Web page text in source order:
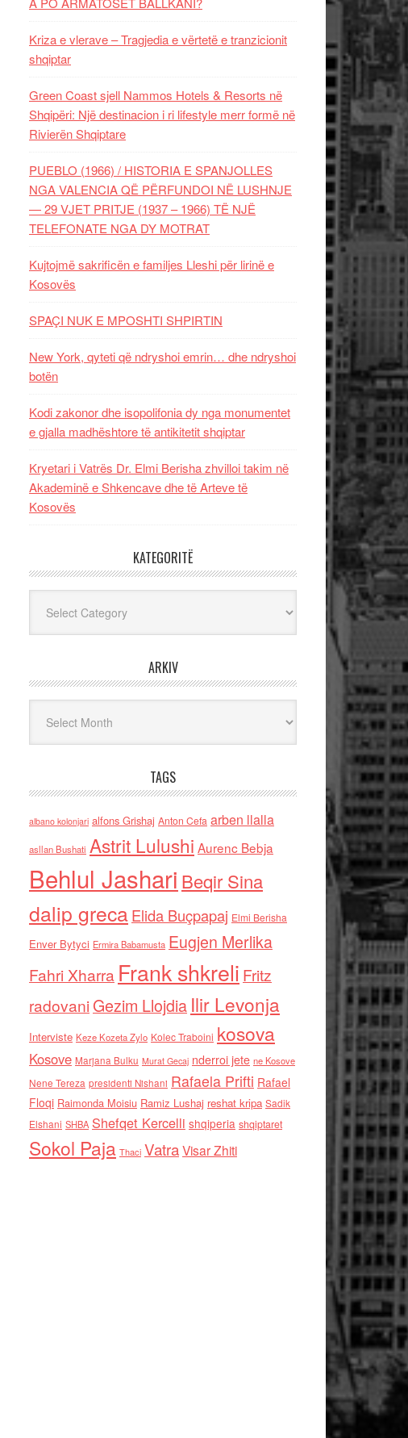
Kriza e vlerave – Tragjedia e vërtetë e tranzicionit
shqiptar
Green Coast sjell Nammos Hotels & Resorts në
Shqipëri: Një destinacion i ri lifestyle merr formë në
Rivierën Shqiptare
PUEBLO (1966) / HISTORIA E SPANJOLLES
NGA VALENCIA QË PËRFUNDOI NË LUSHNJE
— 29 VJET PRITJE (1937 – 1966) TË NJË
TELEFONATE NGA DY MOTRAT
Kujtojmë sakrificën e familjes Lleshi për lirinë e
Kosovës
SPAÇI NUK E MPOSHTI SHPIRTIN
New York, qyteti që ndryshoi emrin… dhe ndryshoi
botën
Kodi zakonor dhe isopolifonia dy nga monumentet
e gjalla madhështore të antikitetit shqiptar
Kryetari i Vatrës Dr. Elmi Berisha zhvilloi takim në
Akademinë e Shkencave dhe të Arteve të
Kosovës
KATEGORITË
ARKIV
TAGS
albano kolonjari alfons Grishaj Anton Cefa arben llalla
asllan Bushati Astrit Lulushi Aurenc Bebja
Behlul Jashari Beqir Sina
dalip grecaElida Buçpapaj Elmi Berisha
Enver Bytyci Ermira Babamusta Eugjen Merlika
Fahri Xharra Frank shkreli Fritz
radovaniGezim Llojdia Ilir Levonja
Interviste Keze Kozeta Zylo Kolec Traboini kosova
Kosove Marjana Bulku Murat Gecaj nderroi jete ne Kosove
Nene Tereza presidenti Nishani Rafaela Prifti Rafael
Floqi Raimonda Moisiu Ramiz Lushaj reshat kripa Sadik
Elshani SHBA Shefqet Kercelli shqiperia shqiptaret
Sokol Paja Thaci VatraVisar Zhiti